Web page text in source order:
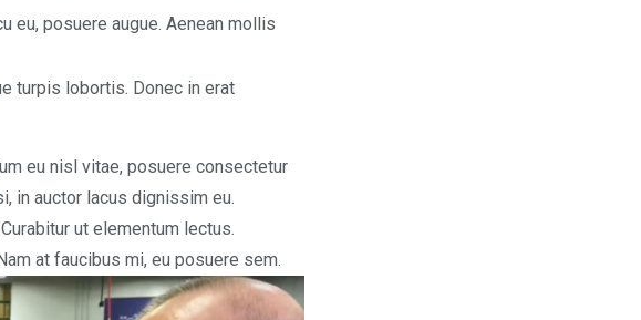
eu, posuere augue. Aenean mollis
turpis lobortis. Donec in erat
eu nisl vitae, posuere consectetur
in auctor lacus dignissim eu.
ut elementum lectus.
at faucibus mi, eu posuere sem.